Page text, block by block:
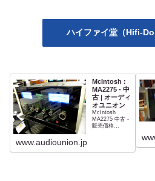
ハイファイ堂（Hifi-
McIntosh :
MA2275 - 中
古 | オーディ
オユニオン
McIntosh
MA2275 中古 -
販売価格
www.audiounion.jp